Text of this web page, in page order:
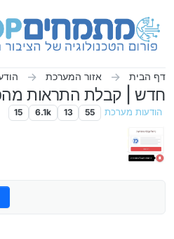
דף הבית אזור המערכת
חדש | קבלת התראות
הודעות מערכת 55
13
6.1k
15